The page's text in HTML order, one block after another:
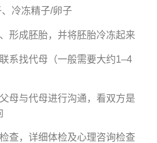
冷冻精子/卵子
形成胚胎，并将胚胎冷冻起来
系找代母（一般需要大约1–4
母与代母进行沟通，看双方是
查，详细体检及心理咨询检查